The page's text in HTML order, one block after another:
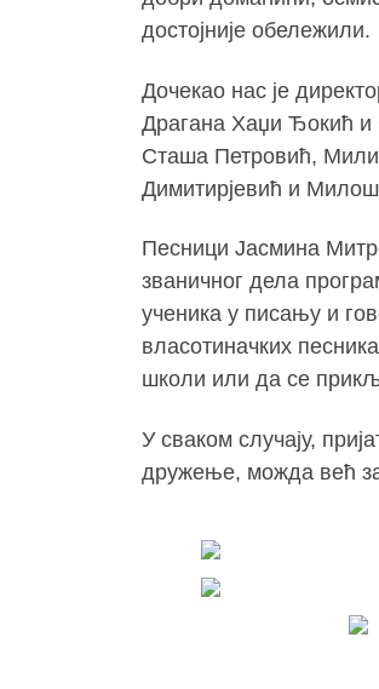
достојније обележили.
Дочекао нас је
Драгана Хаџи Ђокић
Сташа Петровић,
Димитирјевић и
Песници Јасмина
званичног дела
ученика у писању и
власотиначких
школи или да се
У сваком случају,
дружење, можда већ